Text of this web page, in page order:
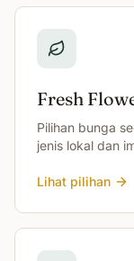
Fresh
Pilihan bunga
jenis lokal dan
Lihat pilihan